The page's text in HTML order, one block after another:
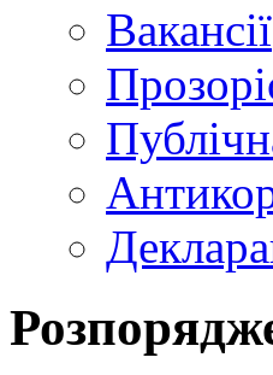
Вакансії